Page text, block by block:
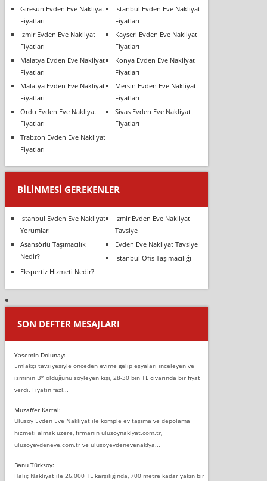
Giresun Evden Eve Nakliyat
Fiyatları
İstanbul Evden Eve Nakliyat
Fiyatları
İzmir Evden Eve Nakliyat
Fiyatları
Kayseri Evden Eve Nakliyat
Fiyatları
Malatya Evden Eve Nakliyat
Fiyatları
Konya Evden Eve Nakliyat
Fiyatları
Malatya Evden Eve Nakliyat
Fiyatları
Mersin Evden Eve Nakliyat
Fiyatları
Ordu Evden Eve Nakliyat
Fiyatları
Sivas Evden Eve Nakliyat
Fiyatları
Trabzon Evden Eve Nakliyat
Fiyatları
BILINMESI GEREKENLER
İstanbul Evden Eve Nakliyat
Yorumları
İzmir Evden Eve Nakliyat
Tavsiye
Asansörlü Taşımacılık
Nedir?
Evden Eve Nakliyat Tavsiye
İstanbul Ofis Taşımacılığı
Ekspertiz Hizmeti Nedir?
SON DEFTER MESAJLARI
Yasemin Dolunay:
Emlakçı tavsiyesiyle önceden evime gelip eşyaları inceleyen ve
isminin B* olduğunu söyleyen kişi, 28-30 bin TL civarında bir fiyat
verdi. Fiyatın fazl...
Muzaffer Kartal:
Ulusoy Evden Eve Nakliyat ile komple ev taşıma ve depolama
hizmeti almak üzere, firmanın ulusoynaklyat.com.tr,
ulusoyevdeneve.com.tr ve ulusoyevdenevenaklya...
Banu Türksoy:
Haliç Nakliyat ile 26.000 TL karşılığında, 700 metre kadar yakın bir